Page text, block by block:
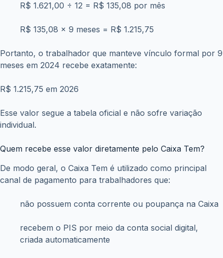
R$ 1.621,00 ÷ 12 = R$ 135,08 por mês
R$ 135,08 × 9 meses = R$ 1.215,75
Portanto, o trabalhador que manteve vínculo formal por 9
meses em 2024 recebe exatamente:
R$ 1.215,75 em 2026
Esse valor segue a tabela oficial e não sofre variação
individual.
Quem recebe esse valor diretamente pelo Caixa Tem?
De modo geral, o Caixa Tem é utilizado como principal
canal de pagamento para trabalhadores que:
não possuem conta corrente ou poupança na Caixa
recebem o PIS por meio da conta social digital,
criada automaticamente